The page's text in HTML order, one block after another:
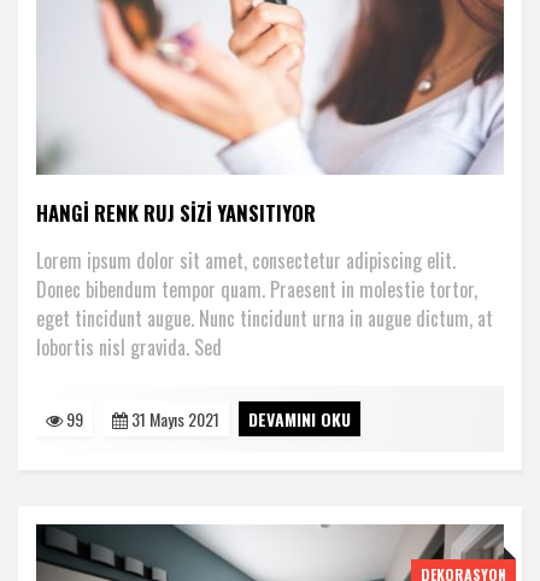
HANGI RENK RUJ SIZI YANSITIYOR
Lorem ipsum dolor sit amet, consectetur adipiscing elit.
Donec bibendum tempor quam. Praesent in molestie tortor,
eget tincidunt augue. Nunc tincidunt urna in augue dictum, at
lobortis nisl gravida. Sed
99 31 Mayıs 2021 DEVAMINI OKU
DEKORASYON